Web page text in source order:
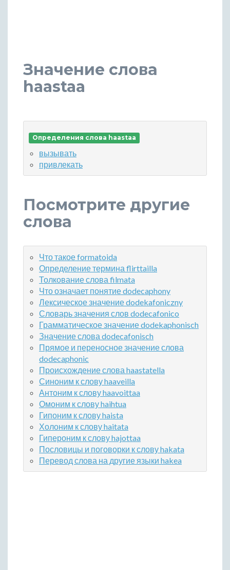
Значение слова
haastaa
Определения слова haastaa
вызывать
привлекать
Посмотрите другие
слова
Что такое formatoida
Определение термина flirttailla
Толкование слова filmata
Что означает понятие dodecaphony
Лексическое значение dodekafoniczny
Словарь значения слов dodecafonico
Грамматическое значение dodekaphonisch
Значение слова dodecafonisch
Прямое и переносное значение слова
dodecaphonic
Происхождение слова haastatella
Синоним к слову haaveilla
Антоним к слову haavoittaa
Омоним к слову haihtua
Гипоним к слову haista
Холоним к слову haitata
Гипероним к слову hajottaa
Пословицы и поговорки к слову hakata
Перевод слова на другие языки hakea